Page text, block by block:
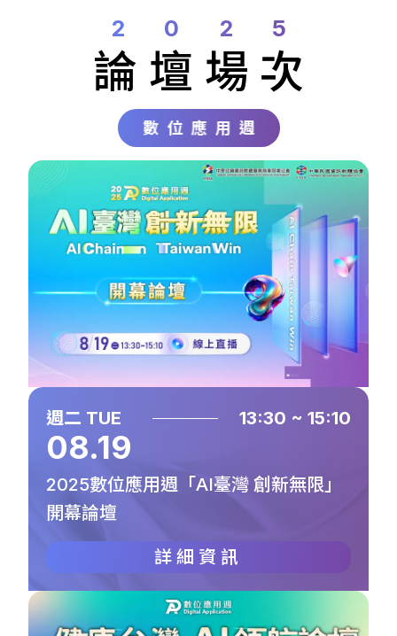
2025
論壇 場次
數位應用週
週二 TUE 13:30 ~ 15:10
08.19
2025數位應用週「AI臺灣 創新無限」
開幕論壇
詳細資訊